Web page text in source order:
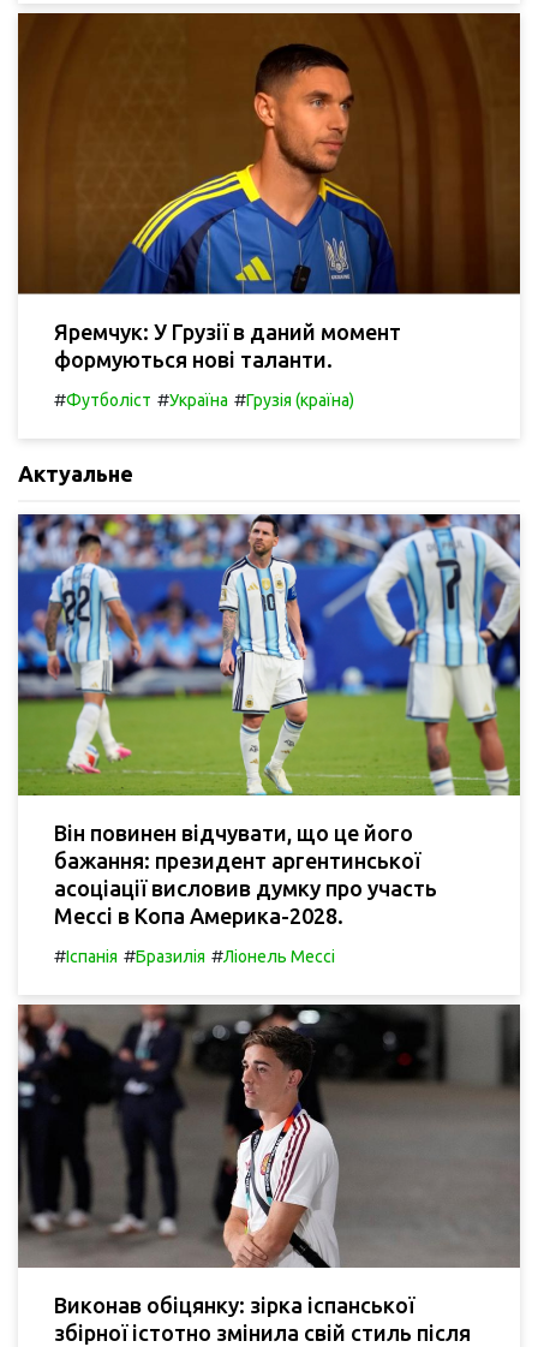
Яремчук: У Грузії в даний момент
формуються нові таланти.
#Футболіст #Україна #Грузія (країна)
Актуальне
Він повинен відчувати, що це його
бажання: президент аргентинської
асоціації висловив думку про участь
Мессі в Копа Америка-2028.
#Іспанія #Бразилія #Ліонель Мессі
Виконав обіцянку: зірка іспанської
збірної істотно змінила свій стиль після